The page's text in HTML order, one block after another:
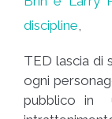
discipline
TED lascia di
ogni
pubblico in